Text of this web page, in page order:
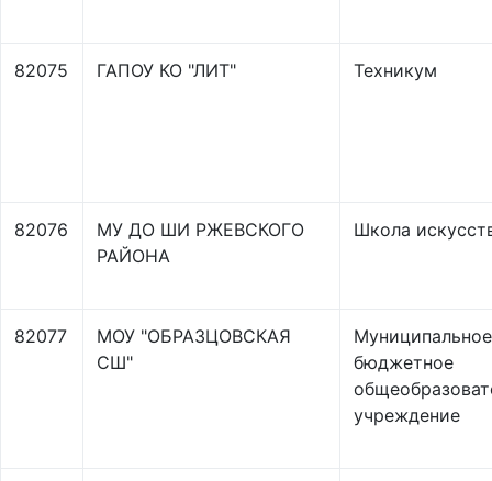
82075 ГАПОУ КО "ЛИТ" Техникум
82076
МУ ДО ШИ РЖЕВСКОГО
РАЙОНА
Школа
82077
МОУ "ОБРАЗЦОВСКАЯ
СШ"
Муниципальное
бюджетное
учреждение